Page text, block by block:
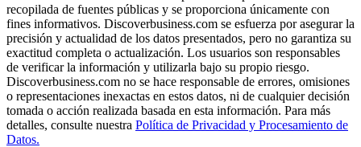
recopilada de fuentes públicas y se proporciona únicamente con
fines informativos. Discoverbusiness.com se esfuerza por asegurar la
precisión y actualidad de los datos presentados, pero no garantiza su
exactitud completa o actualización. Los usuarios son responsables
de verificar la información y utilizarla bajo su propio riesgo.
Discoverbusiness.com no se hace responsable de errores, omisiones
o representaciones inexactas en estos datos, ni de cualquier decisión
tomada o acción realizada basada en esta información. Para más
detalles, consulte nuestra Política de Privacidad y Procesamiento de
Datos.